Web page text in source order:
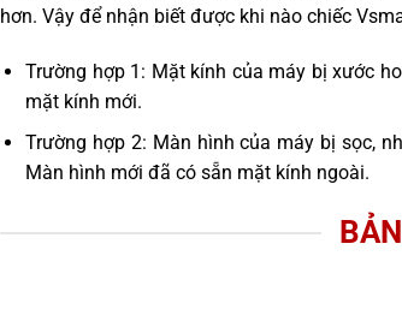
hơn. Vậy để nhận biết được khi nào chiếc
Trường hợp 1: Mặt kính của máy bị xước
mặt kính mới.
Trường hợp 2: Màn hình của máy bị sọc,
Màn hình mới đã có sẵn mặt kính ngoài.